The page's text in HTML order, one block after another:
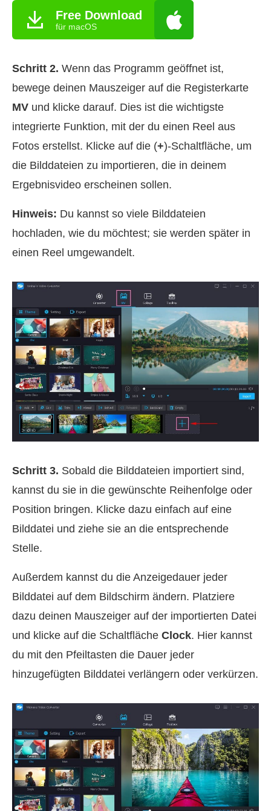
Free Download
für macOS
Schritt 2. Wenn das Programm geöffnet ist,
bewege deinen Mauszeiger auf die Registerkarte
MV und klicke darauf. Dies ist die wichtigste
integrierte Funktion, mit der du einen Reel aus
Fotos erstellst. Klicke auf die (+)-Schaltfläche, um
die Bilddateien zu importieren, die in deinem
Ergebnisvideo erscheinen sollen.
Hinweis: Du kannst so viele Bilddateien
hochladen, wie du möchtest; sie werden später in
einen Reel umgewandelt.
Schritt 3. Sobald die Bilddateien importiert sind,
kannst du sie in die gewünschte Reihenfolge oder
Position bringen. Klicke dazu einfach auf eine
Bilddatei und ziehe sie an die entsprechende
Stelle.
Außerdem kannst du die Anzeigedauer jeder
Bilddatei auf dem Bildschirm ändern. Platziere
dazu deinen Mauszeiger auf der importierten Datei
und klicke auf die Schaltfläche Clock. Hier kannst
du mit den Pfeiltasten die Dauer jeder
hinzugefügten Bilddatei verlängern oder verkürzen.